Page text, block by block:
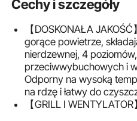
Cechy i szczegóły
【DOSKONAŁA
gorące powietrze,
nierdzewnej, 4
przeciwwybuchowych i
Odporny na wysoką
na rdzę i łatwy do
【GRILL I